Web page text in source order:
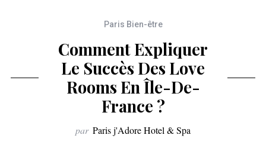
Paris Bien-être
Comment Expliquer
Le Succès Des Love
Rooms En Île-De-
France ?
par Paris j'Adore Hotel & Spa